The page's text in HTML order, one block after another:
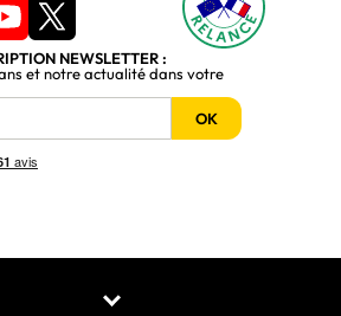
NEWSLETTER :
et notre actualité dans votre
OK